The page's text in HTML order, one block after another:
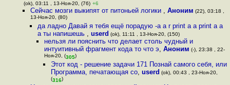
(ok), 03:11 , 13-Ноя-20, (76) +6
Сейчас мозги выкипят от питоньей логики ,Аноним (22), 03:18 ,
13-Ноя-20, (80)
да ладно Давай я тебя ещё порадую -a a r print a a print a a
а ты напишешь , userd (ok), 11:11 , 13-Ноя-20, (150)
нельзя ли пояснить что делает столь чудный и
интуитивный фрагмент кода то что э, Аноним (-), 23:38 , 22-
Ноя-20, (305)
Этот код - решение задачи 171 Познай самого себя, или
Программа, печатающая со,userd (ok), 00:43 , 23-Ноя-20,
(316)